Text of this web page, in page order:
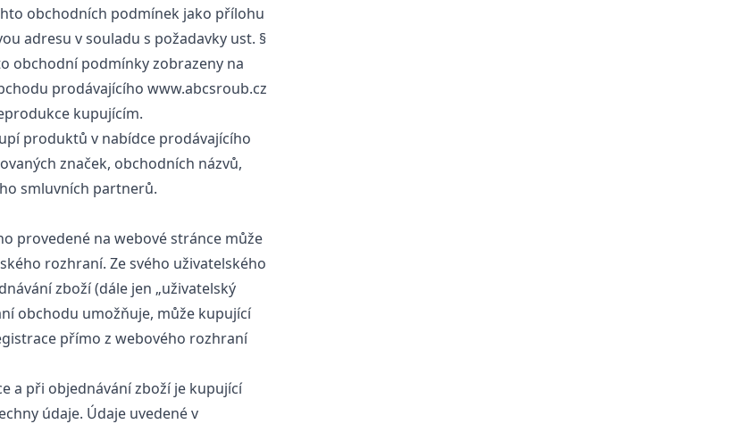
obchodních podmínek jako přílohu
adresu v souladu s požadavky ust. §
obchodní podmínky zobrazeny na
prodávajícího www.abcsroub.cz
kupujícím.
produktů v nabídce prodávajícího
značek, obchodních názvů,
smluvních partnerů.
na webové stránce může
rozhraní. Ze svého uživatelského
zboží (dále jen „uživatelský
obchodu umožňuje, může kupující
přímo z webového rozhraní
při objednávání zboží je kupující
údaje. Údaje uvedené v